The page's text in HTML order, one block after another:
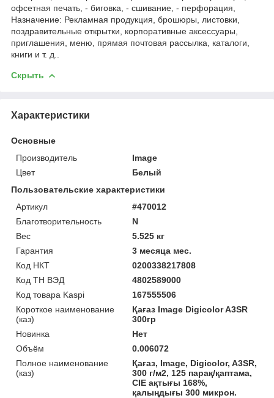
офсетная печать, - биговка, - сшивание, - перфорация,
Назначение: Рекламная продукция, брошюры, листовки,
поздравительные открытки, корпоративные аксессуары,
приглашения, меню, прямая почтовая рассылка, каталоги,
книги и т. д..
Скрыть
Характеристики
Основные
Производитель
Image
Цвет
Белый
Пользовательские характеристики
Артикул
#470012
Благотворительность
N
Вес
5.525 кг
Гарантия
3 месяца мес.
Код НКТ
0200338217808
Код ТН ВЭД
4802589000
Код товара Kaspi
167555506
Короткое наименование
(каз)
Қағаз Image Digicolor A3SR
300гр
Новинка
Нет
Объём
0.006072
Полное наименование
(каз)
Қағаз, Image, Digicolor, A3SR,
300 г/м2, 125 парақ/қаптама,
CIE ақтығы 168%,
қалыңдығы 300 микрон.